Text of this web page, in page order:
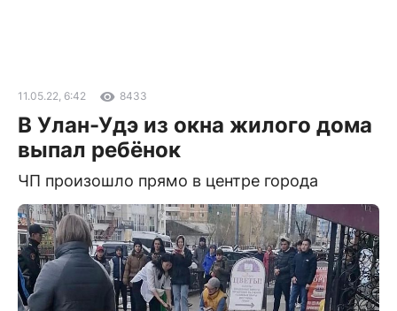
11.05.22, 6:42 8433
В Улан-Удэ из окна жилого дома
выпал ребёнок
ЧП произошло прямо в центре города